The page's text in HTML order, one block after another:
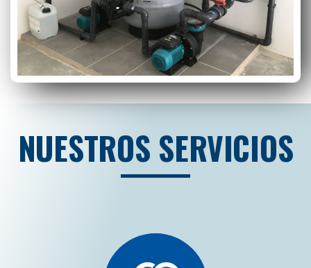
NUESTROS SERVICIOS